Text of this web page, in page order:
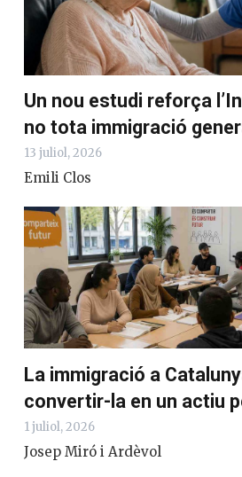
Un nou estudi reforça
no tota immigració
13 juliol, 2026
Emili Clos
La immigració a
convertir-la en un actiu
1 juliol, 2026
Josep Miró i Ardèvol